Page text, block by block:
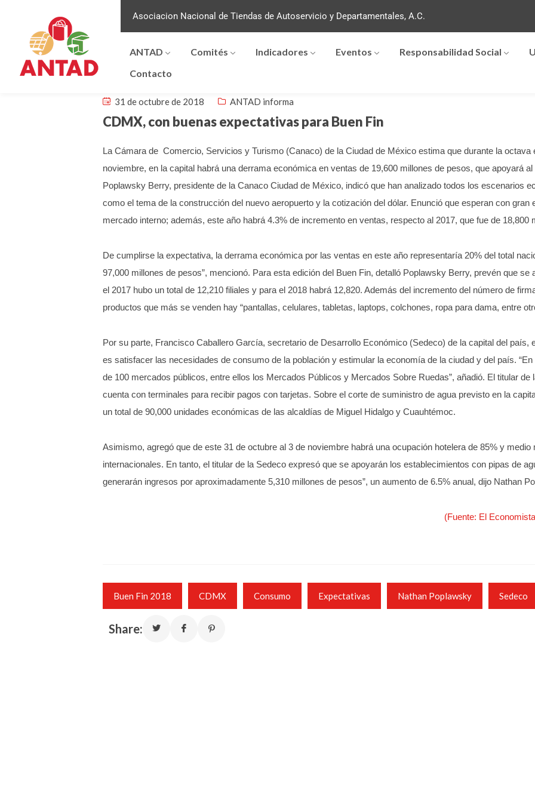
Asociacion Nacional de Tiendas de Autoservicio y Departamentales, A.C.
ANTAD Comités Indicadores Eventos Responsabilidad Social
Contacto
31 de octubre de 2018 ANTAD informa
CDMX, con buenas expectativas para Buen Fin
La Cámara de Comercio, Servicios y Turismo (Canaco) de la Ciudad de México estima que durante la octava
noviembre, en la capital habrá una derrama económica en ventas de 19,600 millones de pesos, que apoyará
Poplawsky Berry, presidente de la Canaco Ciudad de México, indicó que han analizado todos los escenarios
como el tema de la construcción del nuevo aeropuerto y la cotización del dólar. Enunció que esperan con
mercado interno; además, este año habrá 4.3% de incremento en ventas, respecto al 2017, que fue de 18,800
De cumplirse la expectativa, la derrama económica por las ventas en este año representaría 20% del total
97,000 millones de pesos”, mencionó. Para esta edición del Buen Fin, detalló Poplawsky Berry, prevén que
el 2017 hubo un total de 12,210 filiales y para el 2018 habrá 12,820. Además del incremento del número de
productos que más se venden hay “pantallas, celulares, tabletas, laptops, colchones, ropa para dama, entre
Por su parte, Francisco Caballero García, secretario de Desarrollo Económico (Sedeco) de la capital del país,
es satisfacer las necesidades de consumo de la población y estimular la economía de la ciudad y del país.
de 100 mercados públicos, entre ellos los Mercados Públicos y Mercados Sobre Ruedas”, añadió. El titular
cuenta con terminales para recibir pagos con tarjetas. Sobre el corte de suministro de agua previsto en la
un total de 90,000 unidades económicas de las alcaldías de Miguel Hidalgo y Cuauhtémoc.
Asimismo, agregó que de este 31 de octubre al 3 de noviembre habrá una ocupación hotelera de 85% y
internacionales. En tanto, el titular de la Sedeco expresó que se apoyarán los establecimientos con pipas de
generarán ingresos por aproximadamente 5,310 millones de pesos”, un aumento de 6.5% anual, dijo Nathan
(Fuente: El
Buen Fin 2018 CDMX Consumo Expectativas Nathan Poplawsky Sedeco
Share: